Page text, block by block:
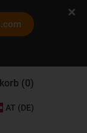
(0)
AT (DE)